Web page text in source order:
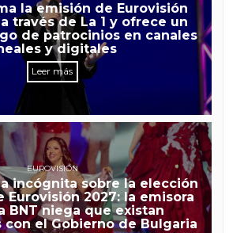
la emisión de Eurovisión
través de La 1 y ofrece un
de patrocinios en canales
y digitales
Leer más
EUROVISIÓN
incógnita sobre la elección
Eurovisión 2027: la emisora
BNT niega que existan
con el Gobierno de Bulgaria